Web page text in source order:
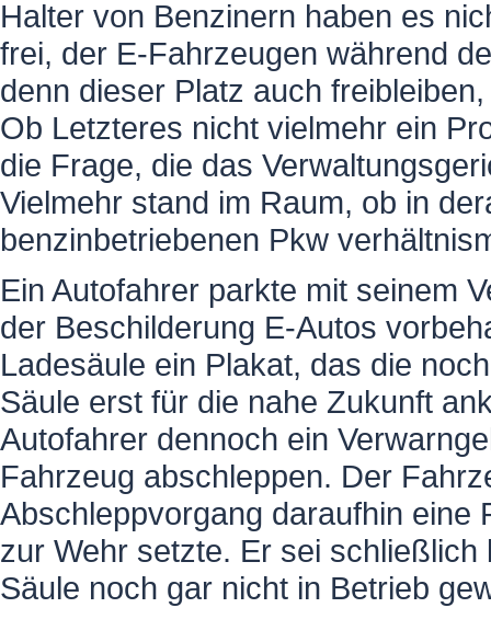
Halter von Benzinern haben es
frei, der E-Fahrzeugen während
denn dieser Platz auch
Ob Letzteres nicht vielmehr ein
die Frage, die das
Vielmehr stand im Raum, ob in
benzinbetriebenen Pkw
Ein Autofahrer parkte mit seinem
der Beschilderung E-Autos
Ladesäule ein Plakat, das die
Säule erst für die nahe Zukunft
Autofahrer dennoch ein
Fahrzeug abschleppen. Der
Abschleppvorgang daraufhin eine
zur Wehr setzte. Er sei
Säule noch gar nicht in Betrieb